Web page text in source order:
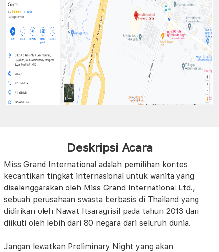
Deskripsi Acara
Miss Grand International adalah pemilihan kontes
kecantikan tingkat internasional untuk wanita yang
diselenggarakan oleh Miss Grand International Ltd.,
sebuah perusahaan swasta berbasis di Thailand yang
didirikan oleh Nawat Itsaragrisil pada tahun 2013 dan
diikuti oleh lebih dari 80 negara dari seluruh dunia.
Jangan lewatkan Preliminary Night yang akan